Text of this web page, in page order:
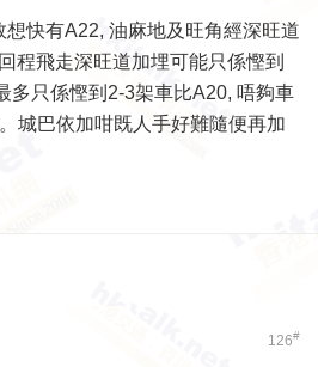
快有A22, 油麻地及旺角經深旺道
程飛走深旺道加埋可能只係慳到
多只係慳到2-3架車比A20, 唔夠車
城巴依加咁既人手好難隨便再加
126#